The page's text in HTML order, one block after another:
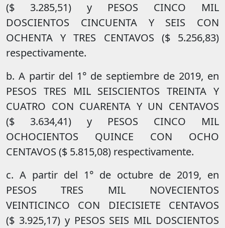
($ 3.285,51) y PESOS CINCO MIL
DOSCIENTOS CINCUENTA Y SEIS CON
OCHENTA Y TRES CENTAVOS ($ 5.256,83)
respectivamente.
b. A partir del 1° de septiembre de 2019, en
PESOS TRES MIL SEISCIENTOS TREINTA Y
CUATRO CON CUARENTA Y UN CENTAVOS
($ 3.634,41) y PESOS CINCO MIL
OCHOCIENTOS QUINCE CON OCHO
CENTAVOS ($ 5.815,08) respectivamente.
c. A partir del 1° de octubre de 2019, en
PESOS TRES MIL NOVECIENTOS
VEINTICINCO CON DIECISIETE CENTAVOS
($ 3.925,17) y PESOS SEIS MIL DOSCIENTOS